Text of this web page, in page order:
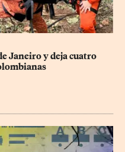
Janeiro y deja cuatro